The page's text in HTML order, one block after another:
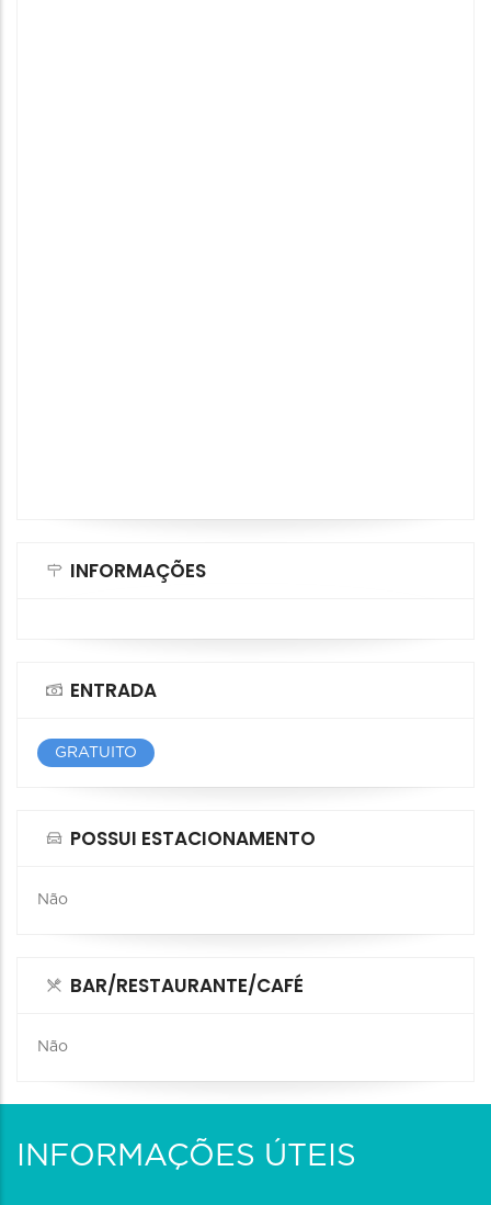
INFORMAÇÕES
ENTRADA
GRATUITO
POSSUI ESTACIONAMENTO
Não
BAR/RESTAURANTE/CAFÉ
Não
INFORMAÇÕES ÚTEIS